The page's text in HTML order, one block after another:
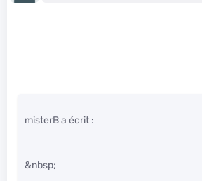
misterB a écrit :
&nbsp;